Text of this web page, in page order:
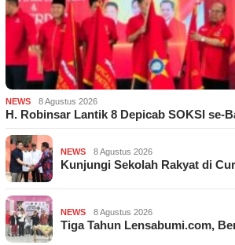
NEWS 8 Agustus 2026
H. Robinsar Lantik 8 Depicab SOKSI se-
NEWS 8 Agustus 2026
Kunjungi Sekolah Rakyat di
NEWS 8 Agustus 2026
Tiga Tahun Lensabumi.com,